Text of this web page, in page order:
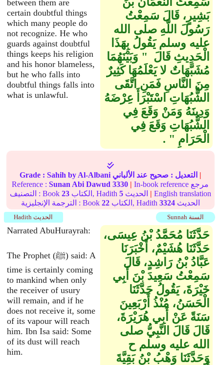
between them are
certain doubtful things
which many people do
not recognize. He who
guards against doubtful
things keeps his religion
and his honor blameless,
but he who falls into
doubtful things falls into
what is unlawful.
بَشِيرٍ، قَالَ سَمِعْتُ
رَسُولَ اللَّهِ صلى الله
عليه وسلم يَقُولُ بِهَذَا
الْحَدِيثِ قَالَ ‏ "‏ وَبَيْنَهُمَا
مُشَبَّهَاتٌ لا يَعْلَمُهَا كَثِيرٌ
مِنَ النَّاسِ فَمَنِ اتَّقَى
الشُّبُهَاتِ اسْتَبْرَأَ عِرْضَهُ
وَدِينَهُ وَمَنْ وَقَعَ فِي
الشُّبُهَاتِ وَقَعَ فِي
الْحَرَامِ ‏"‏ ‏.‏
Grade : Sahih by Al-Albani التعديل : صحيح عند الألباني
|
Reference :Sunan Abi Dawud 3330 | In-book reference مرجع
التصنيف : Book 23 الكتاب, Hadith 5 | English translation
الترجمة الإنجليزية : Book 22 الكتاب, Hadith 3324 الحديث
Sunnah السنة Hadith الحديث
Narrated AbuHurayrah:
The Prophet (ﷺ) said: A
time is certainly coming
to mankind when only
the receiver of usury
will remain, and if he
does not receive it, some
of its vapour will reach
him. Ibn Isa said: Some
of its dust will reach
him.
حَدَّثَنَا مُحَمَّدُ بْنُ عِيسَى،
حَدَّثَنَا هُشَيْمٌ، أَخْبَرَنَا
عَبَّادُ بْنُ رَاشِدٍ، قَالَ
سَمِعْتُ سَعِيدَ بْنَ أَبِي
خَيْرَةَ، يَقُولُ حَدَّثَنَا
الْحَسَنُ، مُنْذُ أَرْبَعِينَ
سَنَةً عَنْ أَبِي هُرَيْرَةَ،
قَالَ قَالَ النَّبِيُّ صلى
الله عليه وسلم ح
وَحَدَّثَنَا وَهْبُ بْنُ بَقِيَّةَ